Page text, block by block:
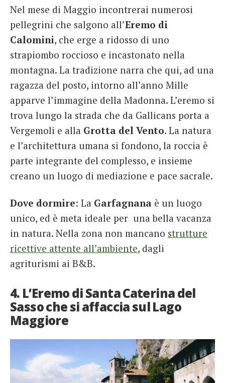
Nel mese di Maggio incontrerai numerosi
pellegrini che salgono all’Eremo di
Calomini, che erge a ridosso di uno
strapiombo roccioso e incastonato nella
montagna. La tradizione narra che qui, ad una
ragazza del posto, intorno all’anno Mille
apparve l’immagine della Madonna. L’eremo si
trova lungo la strada che da Gallicans porta a
Vergemoli e alla Grotta del Vento. La natura
e l’architettura umana si fondono, la roccia è
parte integrante del complesso, e insieme
creano un luogo di mediazione e pace sacrale.
Dove dormire: La Garfagnana è un luogo
unico, ed è meta ideale per una bella vacanza
in natura. Nella zona non mancano strutture
ricettive attente all’ambiente, dagli
agriturismi ai B&B.
4. L’Eremo di Santa Caterina del
Sasso che si affaccia sul Lago
Maggiore